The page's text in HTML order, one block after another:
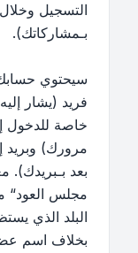
التسجيل
بـمشاركاتك).
سيحتوي
فريد (يشار
خاصة للدخول
مرورك) وبريد
بعد
مجلس العود“
البلد الذي
بخلاف اسم